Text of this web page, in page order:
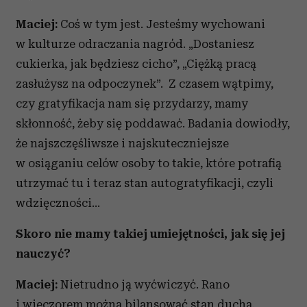
Maciej: Coś w tym jest. Jesteśmy wychowani
w kulturze odraczania nagród. „Dostaniesz
cukierka, jak będziesz cicho”, „Ciężką pracą
zasłużysz na odpoczynek”. Z czasem wątpimy,
czy gratyfikacja nam się przydarzy, mamy
skłonność, żeby się poddawać. Badania dowiodły,
że najszczęśliwsze i najskuteczniejsze
w osiąganiu celów osoby to takie, które potrafią
utrzymać tu i teraz stan autogratyfikacji, czyli
wdzięczności…
Skoro nie mamy takiej umiejętności, jak się jej
nauczyć?
Maciej: Nietrudno ją wyćwiczyć. Rano
i wieczorem można bilansować stan ducha,